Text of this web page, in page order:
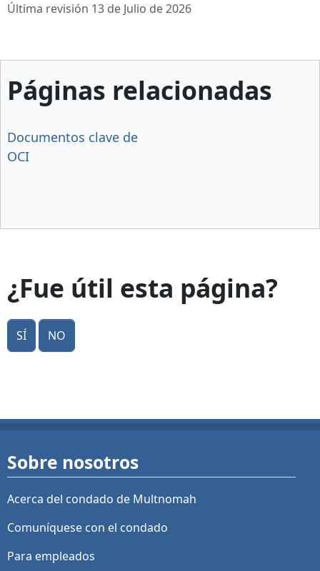
Última revisión 13 de Julio de 2026
Páginas relacionadas
Documentos clave de
OCI
¿Fue útil esta página?
Sí No
Sobre nosotros
Acerca del condado de Multnomah
Comuníquese con el condado
Para empleados